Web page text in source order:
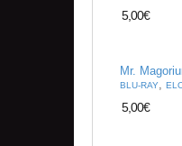
5,00€
Mr.
BLU-RAY,
5,00€